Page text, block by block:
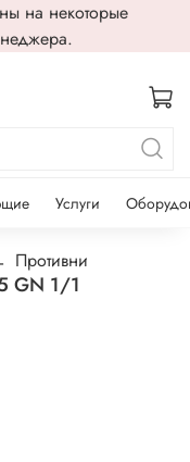
на некоторые
Услуги
Противни
GN 1/1